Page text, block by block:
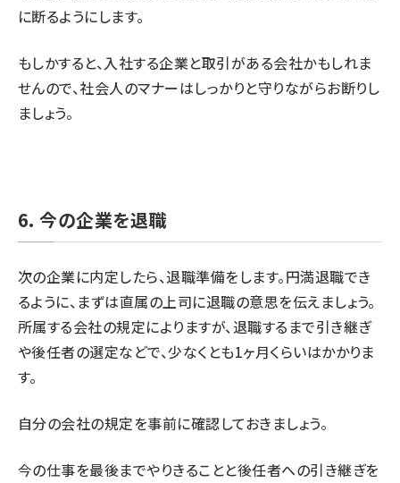
に断るようにします。
もしかすると、入社する企業と取引がある会社かもしれま
せんので、社会人のマナーはしっかりと守りながらお断りし
ましょう。
6. 今の企業を退職
次の企業に内定したら、退職準備をします。円満退職でき
るように、まずは直属の上司に退職の意思を伝えましょう。
所属する会社の規定によりますが、退職するまで引き継ぎ
や後任者の選定などで、少なくとも1ヶ月くらいはかかりま
す。
自分の会社の規定を事前に確認しておきましょう。
今の仕事を最後までやりきることと後任者への引き継ぎを